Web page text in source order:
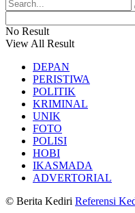
No Result
View All Result
DEPAN
PERISTIWA
POLITIK
KRIMINAL
UNIK
FOTO
POLISI
HOBI
IKASMADA
ADVERTORIAL
© Berita Kediri Referensi